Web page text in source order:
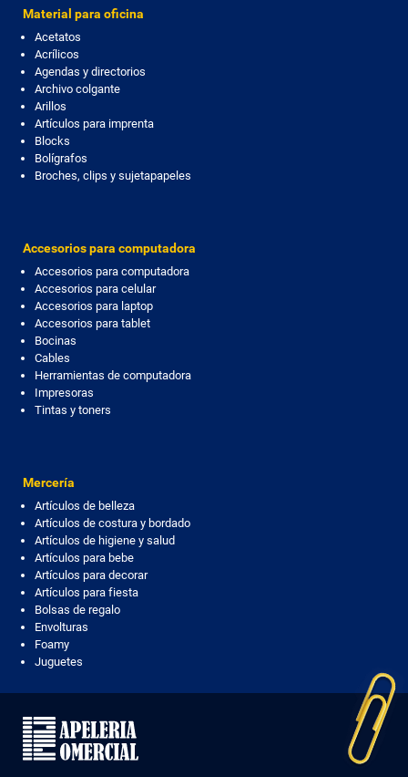
Material para oficina
Acetatos
Acrílicos
Agendas y directorios
Archivo colgante
Arillos
Artículos para imprenta
Blocks
Bolígrafos
Broches, clips y sujetapapeles
Accesorios para computadora
Accesorios para computadora
Accesorios para celular
Accesorios para laptop
Accesorios para tablet
Bocinas
Cables
Herramientas de computadora
Impresoras
Tintas y toners
Mercería
Artículos de belleza
Artículos de costura y bordado
Artículos de higiene y salud
Artículos para bebe
Artículos para decorar
Artículos para fiesta
Bolsas de regalo
Envolturas
Foamy
Juguetes